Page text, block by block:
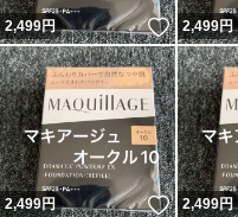
2,499円 いいね
2,499円
2,499円 いいね
2,499円